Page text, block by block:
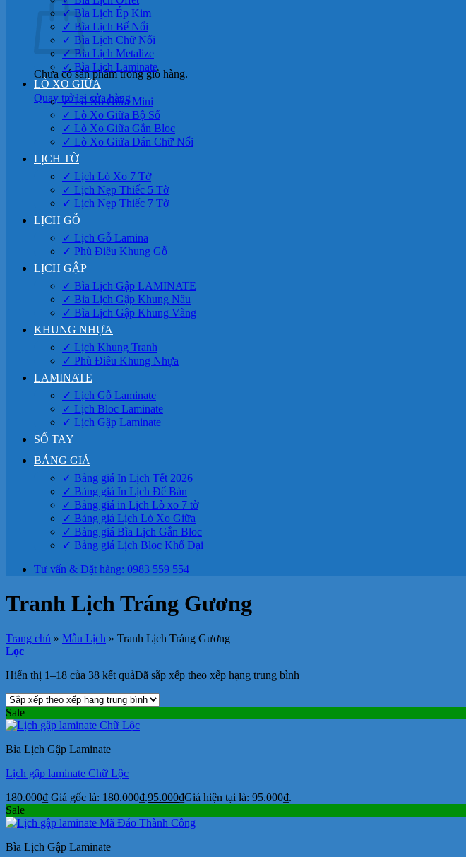
Chưa có sản phẩm trong giỏ hàng.
Quay trở lại cửa hàng
✓ Bìa Lịch Ép Kim
✓ Bìa Lịch Bế Nổi
✓ Bìa Lịch Chữ Nổi
✓ Bìa Lịch Metalize
✓ Bìa Lịch Laminate
LÒ XO GIỮA
✓ Lò Xo Giữa Mini
✓ Lò Xo Giữa Bộ Số
✓ Lò Xo Giữa Gắn Bloc
✓ Lò Xo Giữa Dán Chữ Nổi
LỊCH TỜ
✓ Lịch Lò Xo 7 Tờ
✓ Lịch Nẹp Thiếc 5 Tờ
✓ Lịch Nẹp Thiếc 7 Tờ
LỊCH GỖ
✓ Lịch Gỗ Lamina
✓ Phù Điêu Khung Gỗ
LỊCH GẬP
✓ Bìa Lịch Gập LAMINATE
✓ Bìa Lịch Gập Khung Nâu
✓ Bìa Lịch Gập Khung Vàng
KHUNG NHỰA
✓ Lịch Khung Tranh
✓ Phù Điêu Khung Nhựa
LAMINATE
✓ Lịch Gỗ Laminate
✓ Lịch Bloc Laminate
✓ Lịch Gập Laminate
SỔ TAY
BẢNG GIÁ
✓ Bảng giá In Lịch Tết 2026
✓ Bảng giá In Lịch Để Bàn
✓ Bảng giá in Lịch Lò xo 7 tờ
✓ Bảng giá Lịch Lò Xo Giữa
✓ Bảng giá Bìa Lịch Gắn Bloc
✓ Bảng giá Lịch Bloc Khổ Đại
Tư vấn & Đặt hàng: 0983 559 554
Tranh Lịch Tráng Gương
Trang chủ » Mẫu Lịch » Tranh Lịch Tráng Gương
Lọc
Hiển thị 1–18 của 38 kết quảĐã sắp xếp theo xếp hạng trung bình
Sale
Bìa Lịch Gập Laminate
Lịch gập laminate Chữ Lộc
180.000₫ Giá gốc là: 180.000₫.95.000₫Giá hiện tại là: 95.000₫.
Sale
Bìa Lịch Gập Laminate